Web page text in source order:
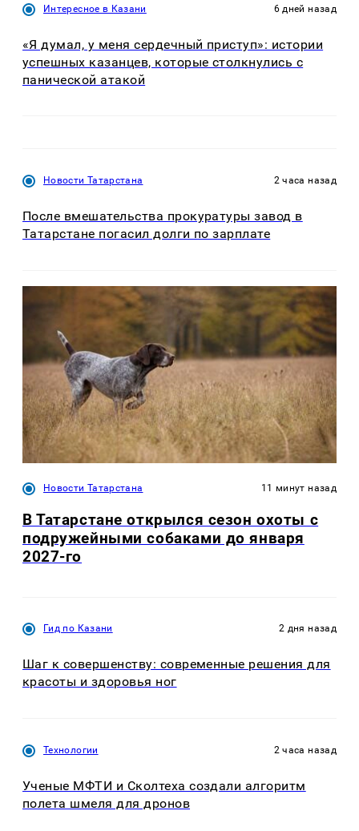
Интересное в Казани 6 дней назад
«Я думал, у меня сердечный приступ»: истории
успешных казанцев, которые столкнулись с
панической атакой
Новости Татарстана 2 часа назад
После вмешательства прокуратуры завод в
Татарстане погасил долги по зарплате
Новости Татарстана 11 минут назад
В Татарстане открылся сезон охоты с
подружейными собаками до января
2027-го
Гид по Казани 2 дня назад
Шаг к совершенству: современные решения для
красоты и здоровья ног
Технологии 2 часа назад
Ученые МФТИ и Сколтеха создали алгоритм
полета шмеля для дронов